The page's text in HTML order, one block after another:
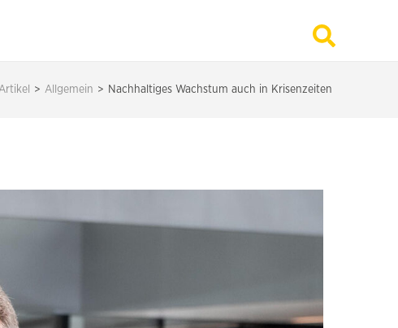
Artikel > Allgemein > Nachhaltiges Wachstum auch in Krisenzeiten